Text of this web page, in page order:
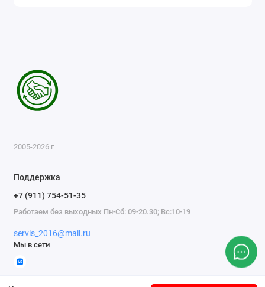
2005-2026 г
Поддержка
+7 (911) 754-51-35
Работаем без выходных Пн-Сб: 09-20.30; Вс:10-19
servis_2016@mail.ru
Мы в сети